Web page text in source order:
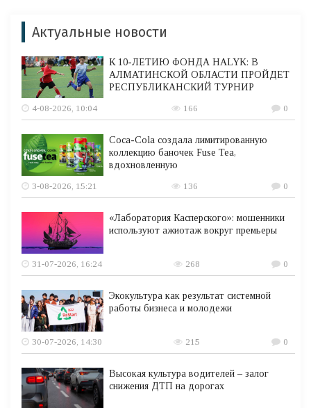
Актуальные новости
К 10-ЛЕТИЮ ФОНДА HALYK: В
АЛМАТИНСКОЙ ОБЛАСТИ ПРОЙДЕТ
РЕСПУБЛИКАНСКИЙ ТУРНИР
4-08-2026, 10:04
166 0
Coca-Cola создала лимитированную
коллекцию баночек Fuse Tea,
вдохновленную
3-08-2026, 15:21
136 0
«Лаборатория Касперского»: мошенники
используют ажиотаж вокруг премьеры
31-07-2026, 16:24 268 0
Экокультура как результат системной
работы бизнеса и молодежи
30-07-2026, 14:30 215 0
Высокая культура водителей – залог
снижения ДТП на дорогах